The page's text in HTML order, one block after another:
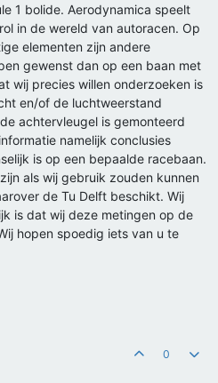
1 bolide. Aerodynamica speelt
in de wereld van autoracen. Op
elementen zijn andere
gewenst dan op een baan met
wij precies willen onderzoeken is
en/of de luchtweerstand
achtervleugel is gemonteerd
namelijk conclusies
is op een bepaalde racebaan.
als wij gebruik zouden kunnen
de Tu Delft beschikt. Wij
is dat wij deze metingen op de
hopen spoedig iets van u te
0